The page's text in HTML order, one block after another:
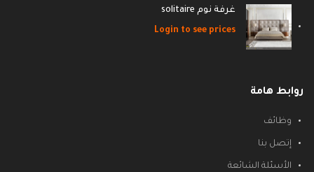
غرفة نوم solitaire
Login to see prices
روابط هامة
وظائف
إتصل بنا
الأسئلة الشائعة